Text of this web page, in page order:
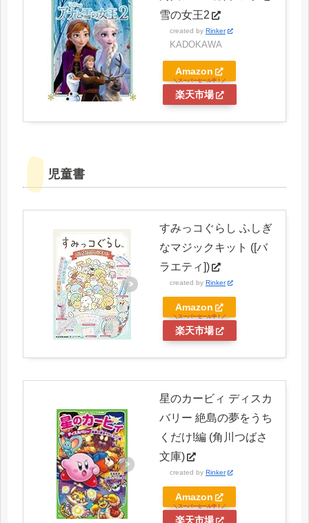
雪の女王2
created by Rinker
KADOKAWA
Amazon
楽天市場
児童書
すみっコぐらし ふしぎ
なマジックキット ([バ
ラエティ])
created by Rinker
Amazon
楽天市場
星のカービィ ディスカ
バリー 絶島の夢をうち
くだけ!編 (角川つばさ
文庫)
created by Rinker
Amazon
楽天市場